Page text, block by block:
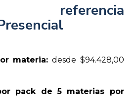
referencia
materia: desde $94.428,00
pack de 5 materias por